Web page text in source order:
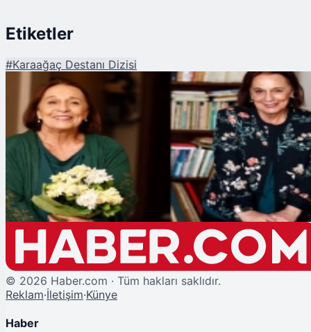
Etiketler
#Karaağaç Destanı Dizisi
Şu An Okunan
Karaağaç Destanı Paşa Kadın Kimdir? Ayten Uncuoğlu'nun Karaağaç
Destanı Dizisindeki Rolü ve Hayatı
© 2026 Haber.com · Tüm hakları saklıdır.
Reklam·İletişim·Künye
Haber